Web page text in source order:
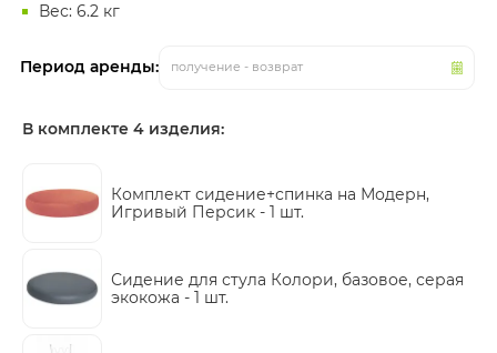
Вес: 6.2 кг
Период аренды: получение - возврат
В комплекте 4 изделия:
Комплект сидение+спинка на Модерн,
Игривый Персик - 1 шт.
Сидение для стула Колори, базовое, серая
экокожа - 1 шт.